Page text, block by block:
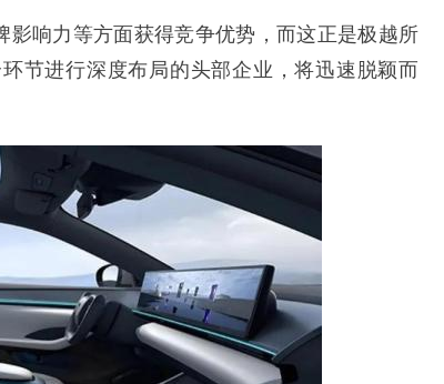
响力等方面获得竞争优势，而这正是极越所
节进行深度布局的头部企业，将迅速脱颖而